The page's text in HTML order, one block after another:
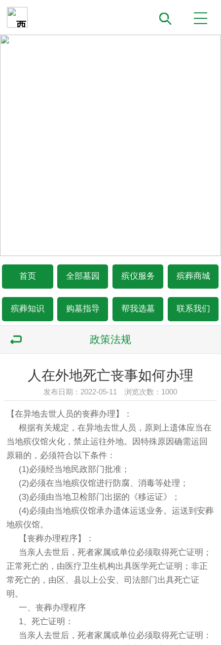
首页 全部墓园 殡仪服务 殡葬商城
殡葬知识 购墓指导 帮我选墓 联系我们
政策法规
人在外地死亡丧事如何办理
发布日期：2022-05-11 浏览次数：1000
【在异地去世人员的丧葬办理】：
根据有关规定，在异地去世人员，原则上遗体应当在
当地殡仪馆火化，禁止运往外地。因特殊原因确需运回
原籍的，必须符合以下条件：
(1)必须经当地民政部门批准；
(2)必须在当地殡仪馆进行防腐、消毒等处理；
(3)必须由当地卫检部门出据的《移运证》；
(4)必须由当地殡仪馆承办遗体运送业务。运送到安葬
地殡仪馆。
【丧葬办理程序】：
当亲人去世后，死者家属或单位必须取得死亡证明；
正常死亡的，由医疗卫生机构出具医学死亡证明；非正
常死亡的，由区、县以上公安、司法部门出具死亡证
明。
一、丧葬办理程序
1、死亡证明：
当亲人去世后，死者家属或单位必须取得死亡证明：